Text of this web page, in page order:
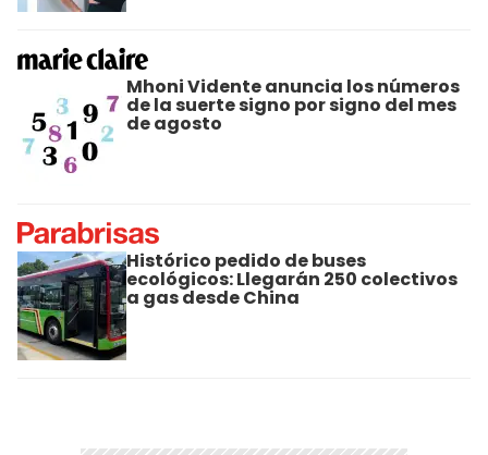
Mhoni Vidente anuncia los números
de la suerte signo por signo del mes
de agosto
Histórico pedido de buses
ecológicos: Llegarán 250 colectivos
a gas desde China